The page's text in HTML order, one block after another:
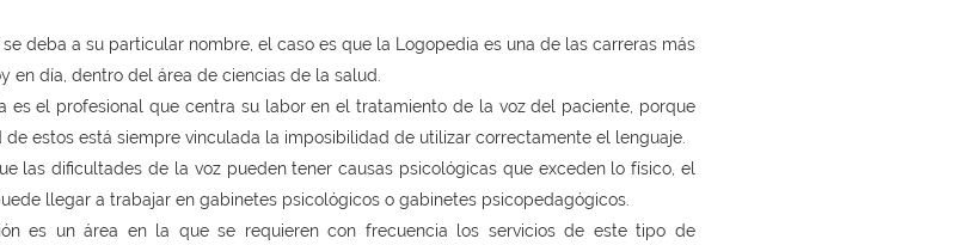
se deba a su particular nombre, el caso es que la Logopedia es una de las carreras más
en día, dentro del área de ciencias de la salud.
es el profesional que centra su labor en el tratamiento de la voz del paciente, porque
de estos está siempre vinculada la imposibilidad de utilizar correctamente el lenguaje.
las dificultades de la voz pueden tener causas psicológicas que exceden lo físico, el
llegar a trabajar en gabinetes psicológicos o gabinetes psicopedagógicos.
es un área en la que se requieren con frecuencia los servicios de este tipo de